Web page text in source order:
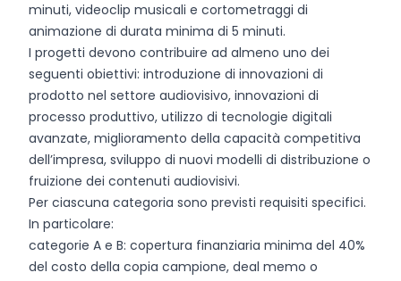
minuti, videoclip musicali e cortometraggi di
animazione di durata minima di 5 minuti.
I progetti devono contribuire ad almeno uno dei
seguenti obiettivi: introduzione di innovazioni di
prodotto nel settore audiovisivo, innovazioni di
processo produttivo, utilizzo di tecnologie digitali
avanzate, miglioramento della capacità competitiva
dell’impresa, sviluppo di nuovi modelli di distribuzione o
fruizione dei contenuti audiovisivi.
Per ciascuna categoria sono previsti requisiti specifici.
In particolare:
categorie A e B: copertura finanziaria minima del 40%
del costo della copia campione, deal memo o